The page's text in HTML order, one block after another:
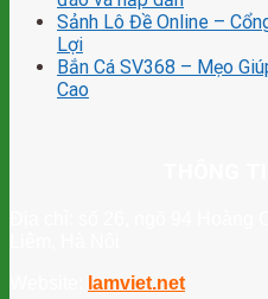
Sảnh Lô Đề Online –
Lợi
Bắn Cá SV368 – Mẹo
Cao
lamviet.net